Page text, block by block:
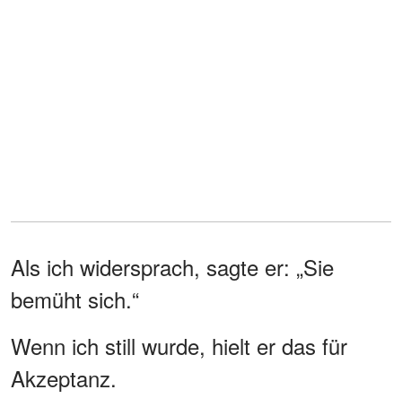
Als ich widersprach, sagte er: „Sie
bemüht sich.“
Wenn ich still wurde, hielt er das für
Akzeptanz.